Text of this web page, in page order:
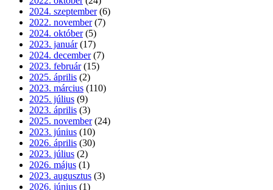
2024. szeptember (6)
2022. november (7)
2024. október (5)
2023. január (17)
2024. december (7)
2023. február (15)
2025. április (2)
2023. március (110)
2025. július (9)
2023. április (3)
2025. november (24)
2023. június (10)
2026. április (30)
2023. július (2)
2026. május (1)
2023. augusztus (3)
2026. június (1)